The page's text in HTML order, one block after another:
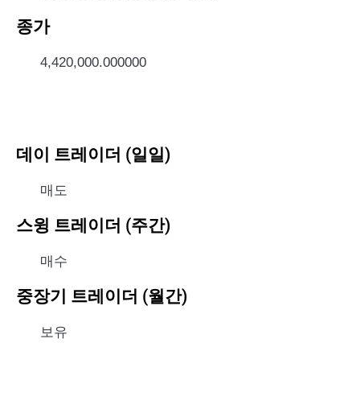
종가
4,420,000.000000
데이 트레이더 (일일)
매도
스윙 트레이더 (주간)
매수
중장기 트레이더 (월간)
보유